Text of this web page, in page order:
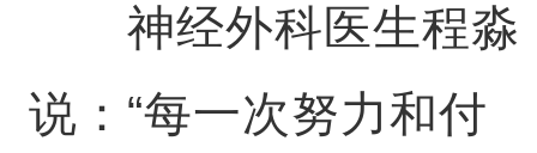
神经外科医生程淼
说：“每一次努力和付